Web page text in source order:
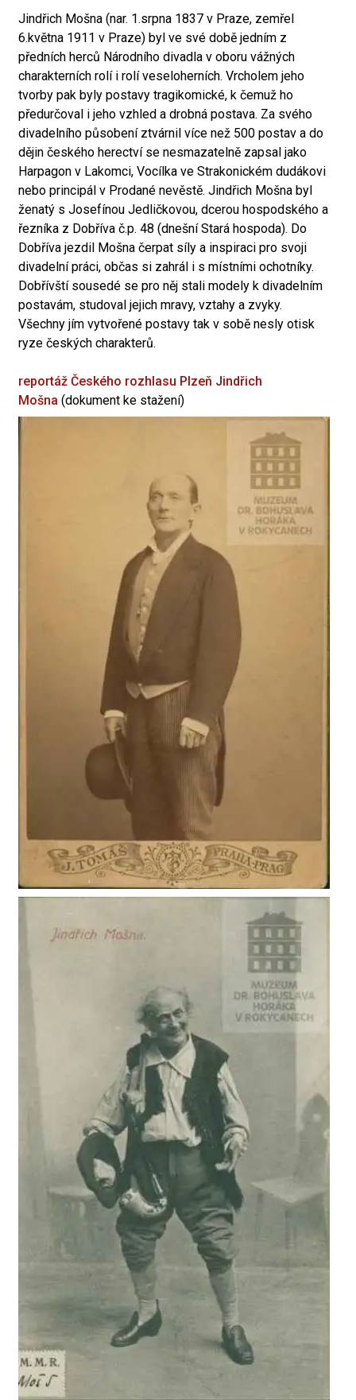
Jindřich Mošna (nar. 1.srpna 1837 v Praze, zemřel
6.května 1911 v Praze) byl ve své době jedním z
předních herců Národního divadla v oboru vážných
charakterních rolí i rolí veseloherních. Vrcholem jeho
tvorby pak byly postavy tragikomické, k čemuž ho
předurčoval i jeho vzhled a drobná postava. Za svého
divadelního působení ztvárnil více než 500 postav a do
dějin českého herectví se nesmazatelně zapsal jako
Harpagon v Lakomci, Vocílka ve Strakonickém dudákovi
nebo principál v Prodané nevěstě. Jindřich Mošna byl
ženatý s Josefínou Jedličkovou, dcerou hospodského a
řezníka z Dobříva č.p. 48 (dnešní Stará hospoda). Do
Dobříva jezdil Mošna čerpat síly a inspiraci pro svoji
divadelní práci, občas si zahrál i s místními ochotníky.
Dobřívští sousedé se pro něj stali modely k divadelním
postavám, studoval jejich mravy, vztahy a zvyky.
Všechny jím vytvořené postavy tak v sobě nesly otisk
ryze českých charakterů.
reportáž Českého rozhlasu Plzeň Jindřich
Mošna (dokument ke stažení)